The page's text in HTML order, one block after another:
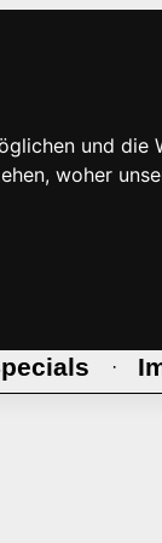
und die
woher
·